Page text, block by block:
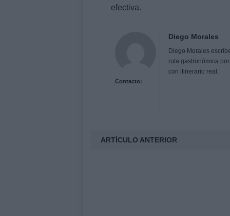
efectiva.
Contacto:
Diego Morales
Diego Morales
ruta gastronómica
con itinerario real.
ARTÍCULO ANTERIOR